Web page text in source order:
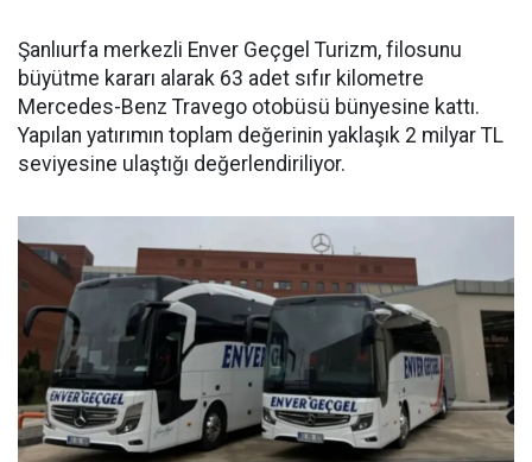
Şanlıurfa merkezli Enver Geçgel Turizm, filosunu
büyütme kararı alarak 63 adet sıfır kilometre
Mercedes-Benz Travego otobüsü bünyesine kattı.
Yapılan yatırımın toplam değerinin yaklaşık 2 milyar TL
seviyesine ulaştığı değerlendiriliyor.